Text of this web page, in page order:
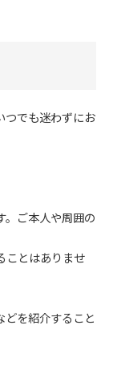
つでも迷わずにお
。ご本人や周囲の
ことはありませ
どを紹介すること